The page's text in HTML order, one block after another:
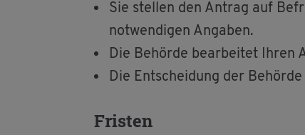
Sie stel­len den An­trag auf
not­wen­di­gen An­ga­ben.
Die Be­hör­de be­ar­bei­tet Ihren
Die Ent­schei­dung der
Fris­ten